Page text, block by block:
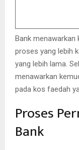
Bank menawarkan
proses yang lebih
yang lebih lama.
menawarkan
pada kos faedah
Proses
Bank